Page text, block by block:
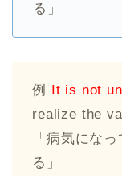
る」
例 It is not
realize the
「病気にな
る」